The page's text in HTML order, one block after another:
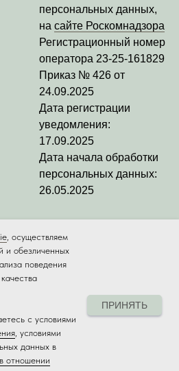
, осуществляем
и обезличенных
поведения
с условиями
, условиями
данных в
отношении
ПРИНЯТЬ
персональных данных,
на сайте Роскомнадзора
Регистрационный номер
оператора 23-25-161829
Приказ № 426 от
24.09.2025
Дата регистрации
уведомления:
17.09.2025
Дата начала обработки
персональных данных:
26.05.2025
Tilda